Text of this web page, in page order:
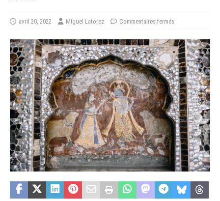
avril 20, 2022 Miguel Latorez Commentaires fermés